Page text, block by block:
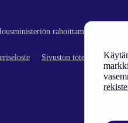
rahoittamaa
Sivuston toteutus